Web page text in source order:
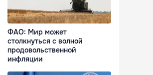
ФАО: Мир может
столкнуться с волной
продовольственной
инфляции